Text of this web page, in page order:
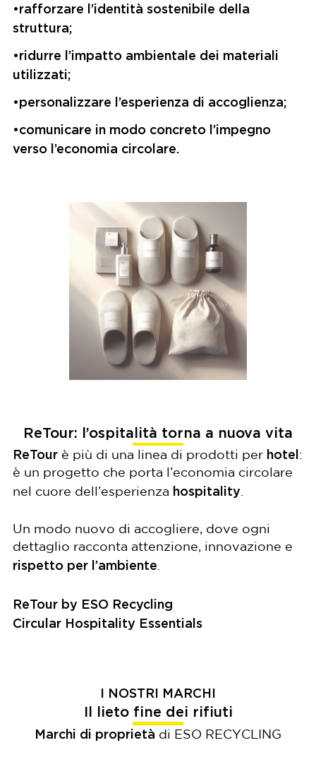
•rafforzare l’identità sostenibile della
struttura;
•ridurre l’impatto ambientale dei materiali
utilizzati;
•personalizzare l’esperienza di accoglienza;
•comunicare in modo concreto l’impegno
verso l’economia circolare.
ReTour: l’ospitalità torna a nuova vita
ReTour è più di una linea di prodotti per hotel :
è un progetto che porta l’economia circolare
nel cuore dell’esperienza hospitality.
Un modo nuovo di accogliere, dove ogni
dettaglio racconta attenzione, innovazione e
rispetto per l’ambiente.
ReTour by ESO Recycling
Circular Hospitality Essentials
I NOSTRI MARCHI
Il lieto fine dei rifiuti
Marchi di proprietà di ESO RECYCLING